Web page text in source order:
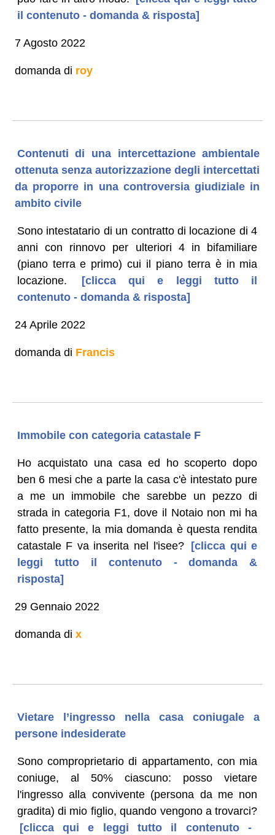
il contenuto - domanda & risposta]
7 Agosto 2022
domanda di roy
Contenuti di una intercettazione ambientale
ottenuta senza autorizzazione degli intercettati
da proporre in una controversia giudiziale in
ambito civile
Sono intestatario di un contratto di locazione di 4
anni con rinnovo per ulteriori 4 in bifamiliare
(piano terra e primo) cui il piano terra è in mia
locazione.
[clicca qui e leggi tutto il
contenuto - domanda & risposta]
24 Aprile 2022
domanda di Francis
Immobile con categoria catastale F
Ho acquistato una casa ed ho scoperto dopo
ben 6 mesi che a parte la casa c'è intestato pure
a me un immobile che sarebbe un pezzo di
strada in categoria F1, dove il Notaio non mi ha
fatto presente, la mia domanda è questa rendita
catastale F va inserita nel l'isee?
[clicca qui e
leggi tutto il contenuto - domanda &
risposta]
29 Gennaio 2022
domanda di x
Vietare l’ingresso nella casa coniugale a
persone indesiderate
Sono comproprietario di appartamento, con mia
coniuge, al 50% ciascuno: posso vietare
l'ingresso alla convivente (persona da me non
gradita) di mio figlio, quando vengono a trovarci?
[clicca qui e leggi tutto il contenuto -